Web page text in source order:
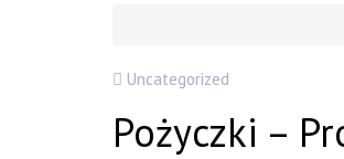
Uncategorized
Pożyczki –